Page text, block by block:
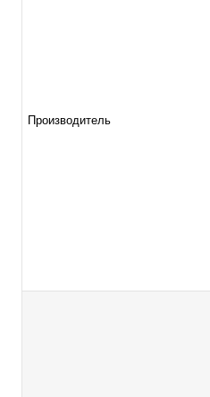
Производитель